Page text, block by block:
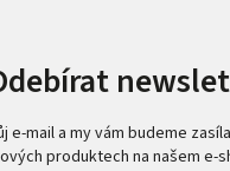
e-mail a my vám budeme
produktech na našem e-